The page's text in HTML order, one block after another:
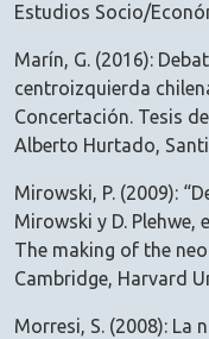
Estudios Socio/
Marín, G. (2016):
centroizquierda
Concertación. Tesis
Alberto Hurtado,
Mirowski, P. (2009):
Mirowski y D. Plehwe,
The making of the
Cambridge, Harvard
Morresi, S. (2008): La